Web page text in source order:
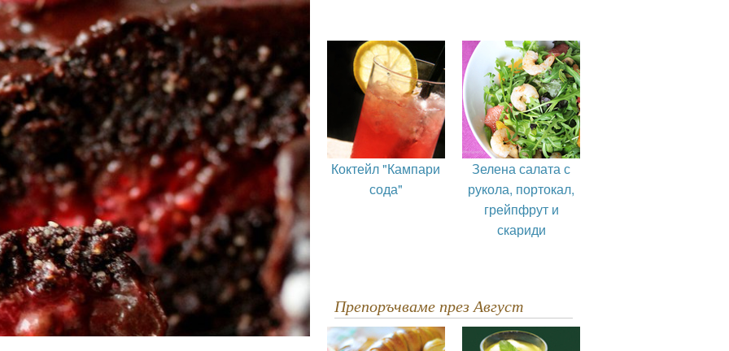
Коктейл "Кампари
сода"
Зелена салата с
рукола, портокал,
грейпфрут и
скариди
Препоръчваме през Август